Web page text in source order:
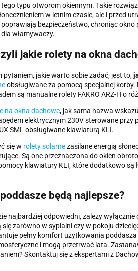
typu otworom okiennym. Takie
w letnim czasie, ale i przed
poprawiają bezpieczeństwo, chroniąc
włamywaczy.
jakie rolety na okna
pytaniem, jakie warto sobie zadać, jest to,
obsługiwane za pomocą specjalnej
są manualne rolety FAKRO ARZ-H o
na okna dachowe, jak sama nazwa
elektrycznym 230V sterowane
SML obsługiwane klawiaturą KLI.
się w rolety solarnezasilane energią
Są one przeznaczona do okien
klawiatury KLI, które dodatkowo
będą najlepsze?
najbardziej odpowiedni, zależy
zarówno w sypialni czy w pokoju
pełny komfort użytkowania
i mogą przetrwać lata.
Skontaktuj się z ekspertami z